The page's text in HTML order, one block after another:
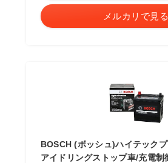
メルカリで見る
BOSCH (ボッシュ)ハイテック
アイドリングストップ車/充電制